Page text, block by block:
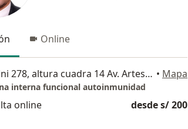
Online
Cavallini 278, altura cuadra 14 Av. Artes Norte, Lima • Mapa
interna funcional autoinmunidad
online desde s/ 200